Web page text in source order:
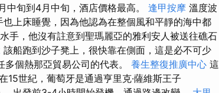
中旬到4月中旬，酒店價格最高。 逢甲按摩 溫度波
上床睡覺，因為他認為在整個風和平靜的海中都
手，他沒有註意到聖瑪麗亞的雅利安人被送往礁石
該船跑到沙子凳上，很快靠在側面，這是必不可少
個熱那亞貿易公司的代表。 養生整復推廣中心 這
15世紀，葡萄牙是通過亨里克·薩維斯王子